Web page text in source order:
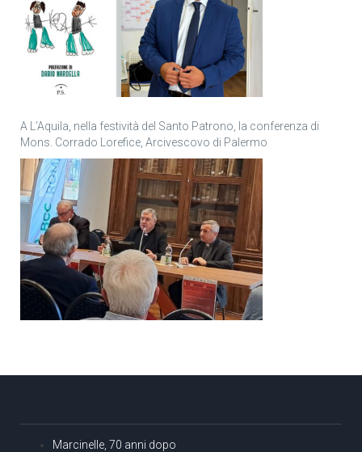
A L’Aquila, nella festività del Santo Patrono, la conferenza di
Mons. Corrado Lorefice, Arcivescovo di Palermo
Marcinelle, 70 anni dopo